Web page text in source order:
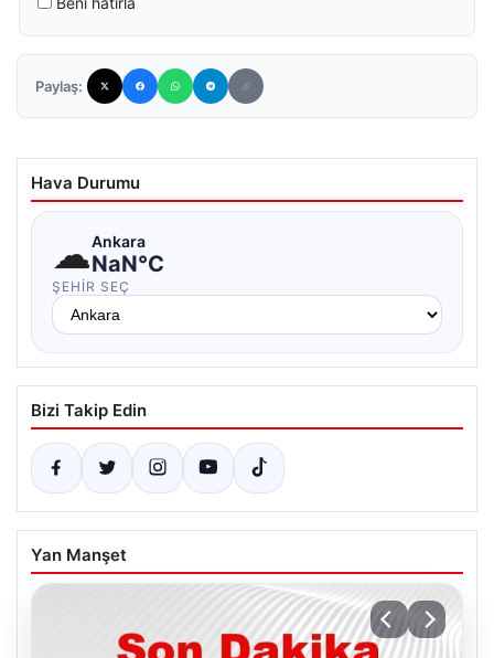
Paylaş:
Hava Durumu
☁Ankara
NaN°C
ŞEHIR SEÇ
Bizi Takip Edin
Yan Manşet